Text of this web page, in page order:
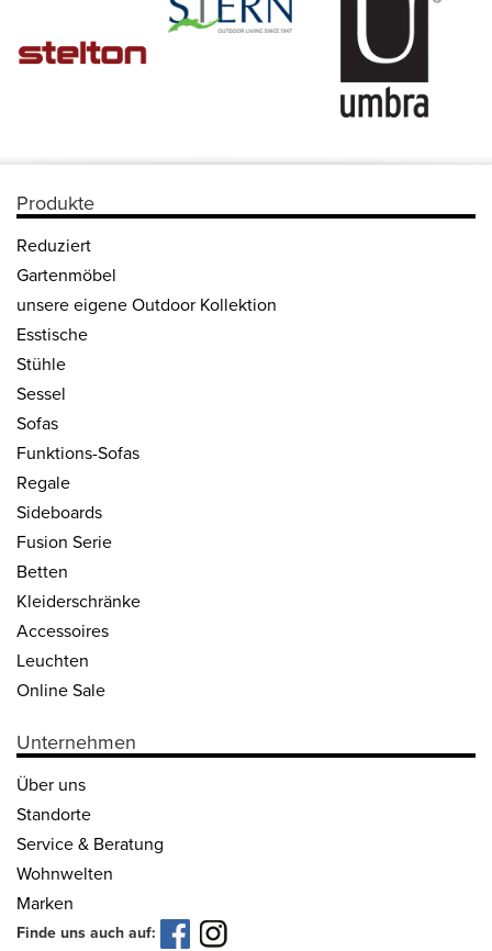
Produkte
Reduziert
Gartenmöbel
unsere eigene Outdoor Kollektion
Esstische
Stühle
Sessel
Sofas
Funktions-Sofas
Regale
Side­boards
Fusion Serie
Betten
Kleider­schränke
Acces­soires
Leuchten
Online Sale
Unternehmen
Über uns
Standorte
Service & Beratung
Wohnwelten
Marken
Finde uns auch auf: